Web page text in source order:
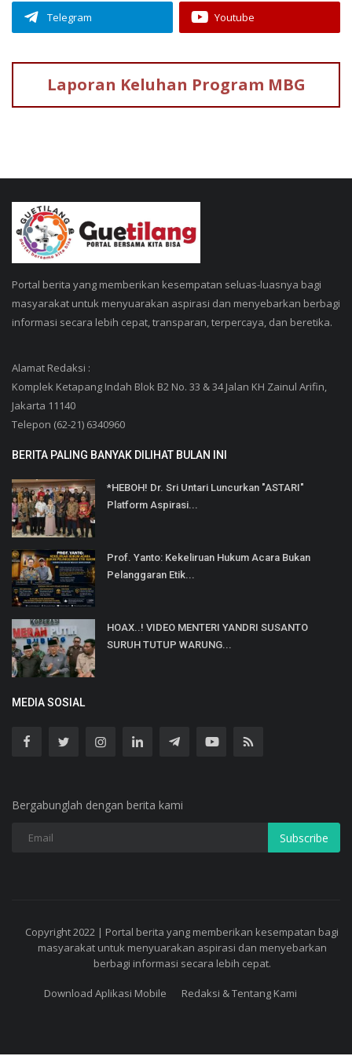
Telegram Youtube
Laporan Keluhan Program MBG
Portal berita yang memberikan kesempatan seluas-luasnya bagi
masyarakat untuk menyuarakan aspirasi dan menyebarkan berbagi
informasi secara lebih cepat, transparan, terpercaya, dan beretika.
Alamat Redaksi :
Komplek Ketapang Indah Blok B2 No. 33 & 34 Jalan KH Zainul Arifin,
Jakarta 11140
Telepon (62-21) 6340960
BERITA PALING BANYAK DILIHAT BULAN INI
*HEBOH! Dr. Sri Untari Luncurkan "ASTARI"
Platform Aspirasi...
Prof. Yanto: Kekeliruan Hukum Acara Bukan
Pelanggaran Etik...
HOAX..! VIDEO MENTERI YANDRI SUSANTO
SURUH TUTUP WARUNG...
MEDIA SOSIAL
Bergabunglah dengan berita kami
Subscribe
Copyright 2022 | Portal berita yang memberikan kesempatan bagi
masyarakat untuk menyuarakan aspirasi dan menyebarkan
berbagi informasi secara lebih cepat.
Download Aplikasi Mobile Redaksi & Tentang Kami